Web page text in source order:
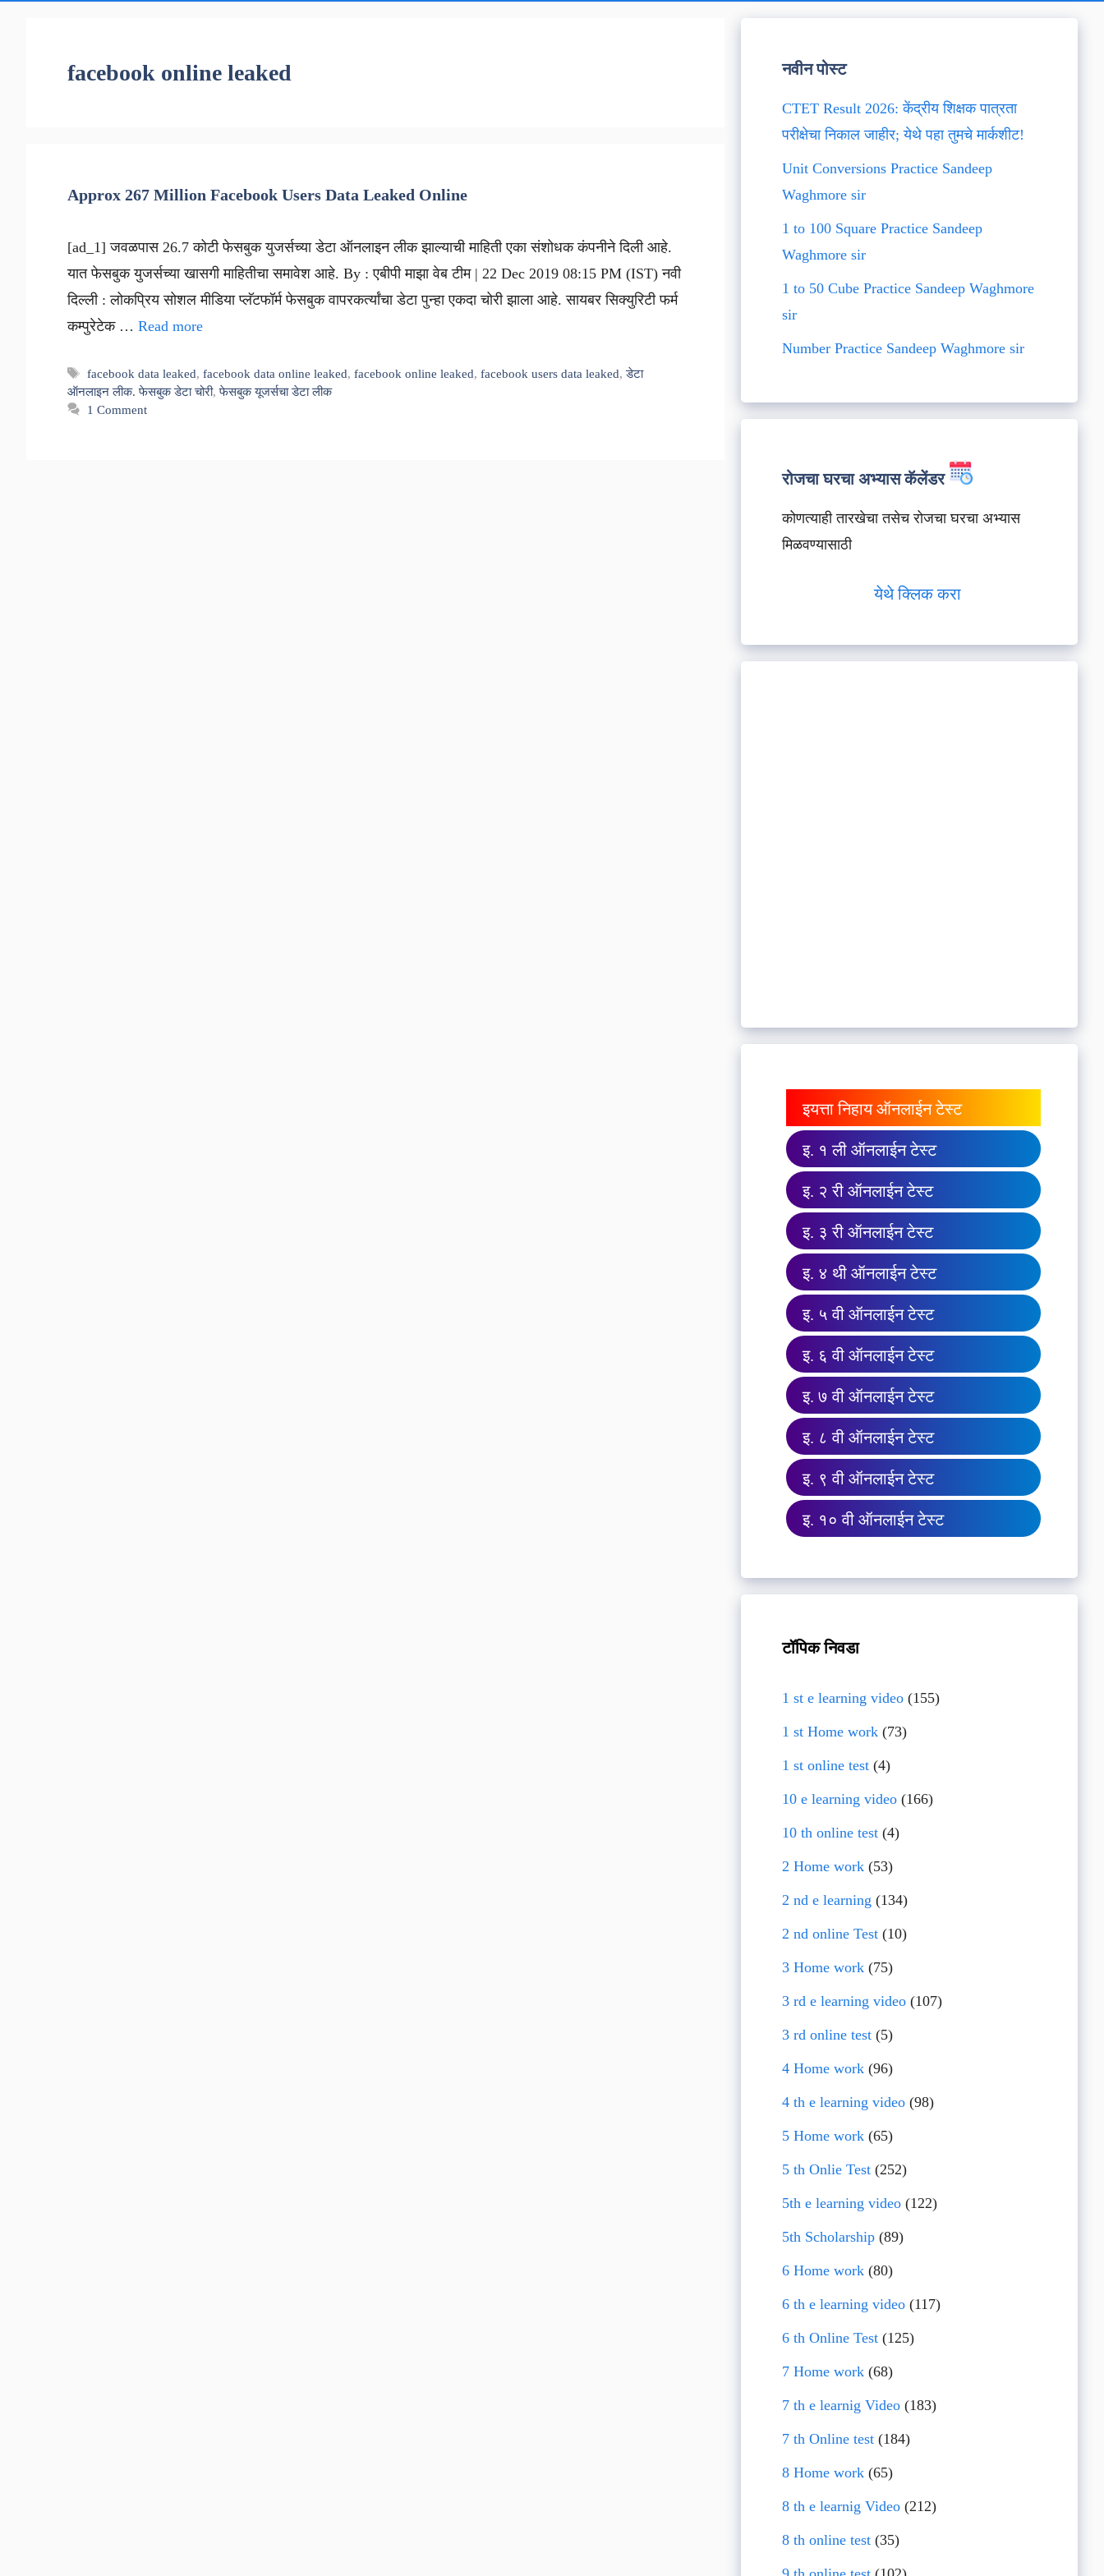
facebook online leaked
Approx 267 Million Facebook Users Data Leaked Online
[ad_1] जवळपास 26.7 कोटी फेसबुक युजर्सच्या डेटा ऑनलाइन लीक झाल्याची माहिती एका संशोधक कंपनीने दिली आहे.
यात फेसबुक युजर्सच्या खासगी माहितीचा समावेश आहे. By : एबीपी माझा वेब टीम | 22 Dec 2019 08:15 PM (IST) नवी
दिल्ली : लोकप्रिय सोशल मीडिया प्लॅटफॉर्म फेसबुक वापरकर्त्यांचा डेटा पुन्हा एकदा चोरी झाला आहे. सायबर सिक्युरिटी फर्म
कम्पुरेटेक … Read more
Tags
facebook data leaked,facebook data online leaked,facebook online leaked,facebook users data leaked,डेटा
ऑनलाइन लीक. फेसबुक डेटा चोरी,फेसबुक यूजर्सचा डेटा लीक
1 Comment
नवीन पोस्ट
CTET Result 2026: केंद्रीय शिक्षक पात्रता
परीक्षेचा निकाल जाहीर; येथे पहा तुमचे मार्कशीट!
Unit Conversions Practice Sandeep
Waghmore sir
1 to 100 Square Practice Sandeep
Waghmore sir
1 to 50 Cube Practice Sandeep Waghmore
sir
Number Practice Sandeep Waghmore sir
रोजचा घरचा अभ्यास कॅलेंडर
कोणत्याही तारखेचा तसेच रोजचा घरचा अभ्यास
मिळवण्यासाठी
येथे क्लिक करा
इयत्ता निहाय ऑनलाईन टेस्ट
इ. १ ली ऑनलाईन टेस्ट
इ. २ री ऑनलाईन टेस्ट
इ. ३ री ऑनलाईन टेस्ट
इ. ४ थी ऑनलाईन टेस्ट
इ. ५ वी ऑनलाईन टेस्ट
इ. ६ वी ऑनलाईन टेस्ट
इ. ७ वी ऑनलाईन टेस्ट
इ. ८ वी ऑनलाईन टेस्ट
इ. ९ वी ऑनलाईन टेस्ट
इ. १० वी ऑनलाईन टेस्ट
टॉपिक निवडा
1 st e learning video(155)
1 st Home work(73)
1 st online test(4)
10 e learning video(166)
10 th online test(4)
2 Home work(53)
2 nd e learning (134)
2 nd online Test(10)
3 Home work(75)
3 rd e learning video(107)
3 rd online test(5)
4 Home work(96)
4 th e learning video(98)
5 Home work(65)
5 th Onlie Test(252)
5th e learning video(122)
5th Scholarship(89)
6 Home work(80)
6 th e learning video(117)
6 th Online Test(125)
7 Home work(68)
7 th e learnig Video(183)
7 th Online test(184)
8 Home work(65)
8 th e learnig Video(212)
8 th online test(35)